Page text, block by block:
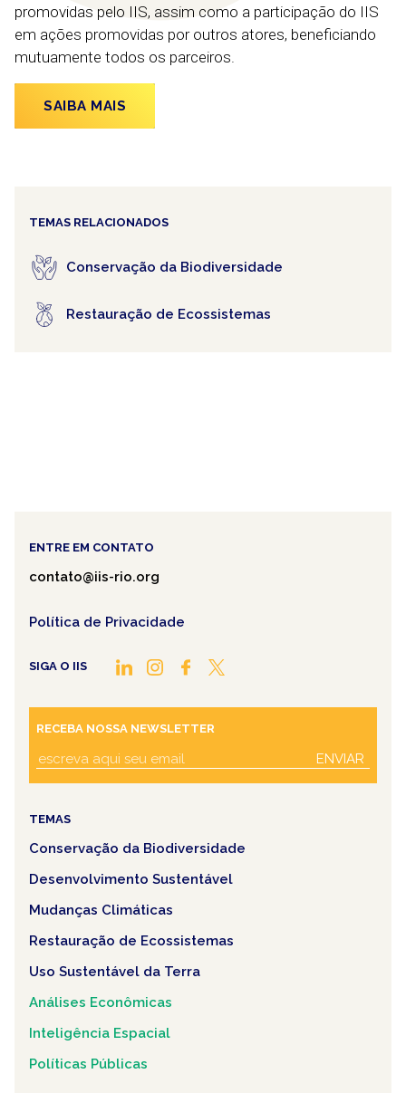
promovidas pelo IIS, assim como a participação do IIS
em ações promovidas por outros atores, beneficiando
mutuamente todos os parceiros.
SAIBA MAIS
TEMAS RELACIONADOS
Conservação da Biodiversidade
Restauração de Ecossistemas
ENTRE EM CONTATO
contato@iis-rio.org
Política de Privacidade
SIGA O IIS
RECEBA NOSSA NEWSLETTER
ENVIAR
TEMAS
Conservação da Biodiversidade
Desenvolvimento Sustentável
Mudanças Climáticas
Restauração de Ecossistemas
Uso Sustentável da Terra
Análises Econômicas
Inteligência Espacial
Políticas Públicas